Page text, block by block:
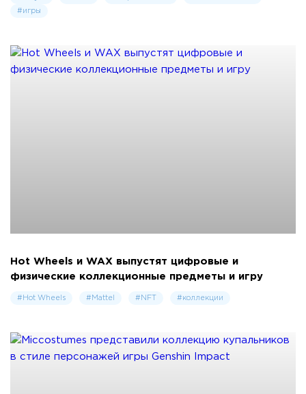
#игры
Hot Wheels и WAX выпустят цифровые и
физические коллекционные предметы и игру
#Hot Wheels #Mattel #NFT #коллекции